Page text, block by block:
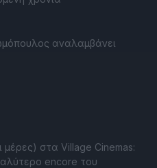
αναλαμβάνει
μέρες) στα Village Cinemas:
encore του